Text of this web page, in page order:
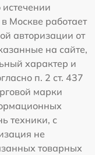
Москве работает
авторизации от
на сайте,
характер и
п. 2 ст. 437
марки
техники, с
не
товарных